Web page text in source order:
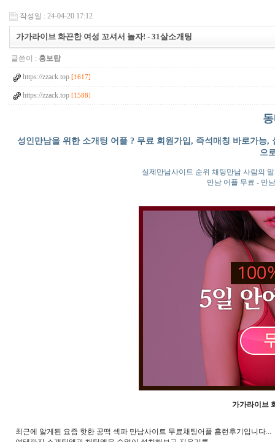
작성일 : 24-04-20 17:12
가가라이브 화끈한 여성 꼬셔서 놀자! - 3­1­살­소­개­팅
글쓴이 : 홍보탑
https://zzack.top [1617]
https://zzack.top [1588]
성인만남을 위한 소개팅 어플 ? 무료 회원가입, 즉석매칭 바로가능
으
실제만남사이트 순위 채팅만남 사람의
만남 어플 무료 - 만
가가라이브
최근에 알게된 요즘 핫한 공떡 섹파 만남사이트 무료채팅어플 홈런후기입니다...